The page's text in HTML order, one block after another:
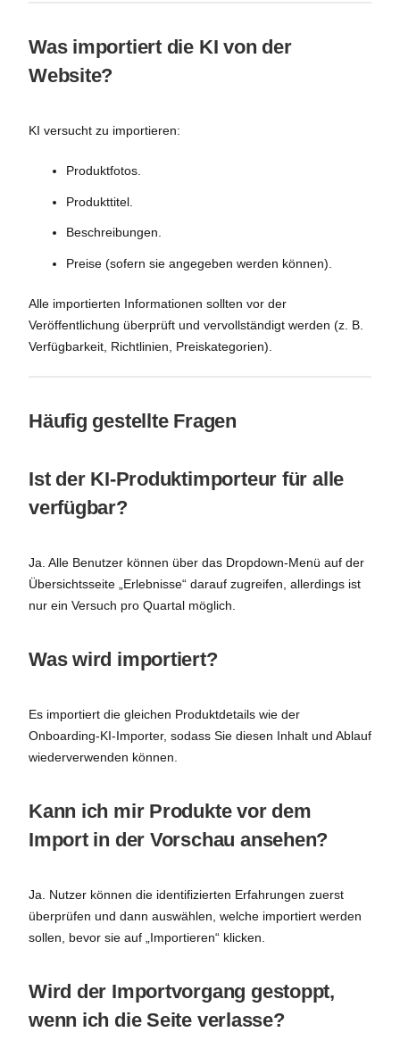
Was importiert die KI von der
Website?
KI versucht zu importieren:
Produktfotos.
Produkttitel.
Beschreibungen.
Preise (sofern sie angegeben werden können).
Alle importierten Informationen sollten vor der
Veröffentlichung überprüft und vervollständigt werden (z. B.
Verfügbarkeit, Richtlinien, Preiskategorien).
Häufig gestellte Fragen
Ist der KI-Produktimporteur für alle
verfügbar?
Ja. Alle Benutzer können über das Dropdown-Menü auf der
Übersichtsseite „Erlebnisse“ darauf zugreifen, allerdings ist
nur ein Versuch pro Quartal möglich.
Was wird importiert?
Es importiert die gleichen Produktdetails wie der
Onboarding-KI-Importer, sodass Sie diesen Inhalt und Ablauf
wiederverwenden können.
Kann ich mir Produkte vor dem
Import in der Vorschau ansehen?
Ja. Nutzer können die identifizierten Erfahrungen zuerst
überprüfen und dann auswählen, welche importiert werden
sollen, bevor sie auf „Importieren“ klicken.
Wird der Importvorgang gestoppt,
wenn ich die Seite verlasse?